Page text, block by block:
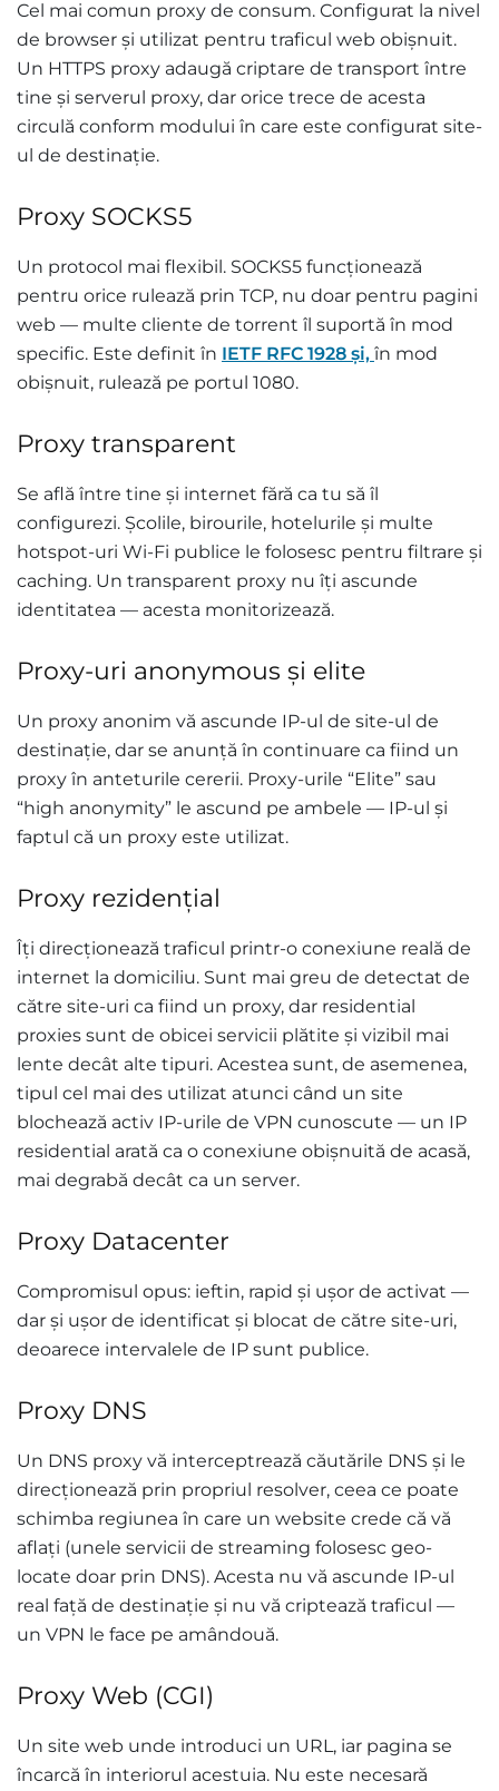
Cel mai comun proxy de consum. Configurat la nivel
de browser și utilizat pentru traficul web obișnuit.
Un HTTPS proxy adaugă criptare de transport între
tine și serverul proxy, dar orice trece de acesta
circulă conform modului în care este configurat site-
ul de destinație.
Proxy SOCKS5
Un protocol mai flexibil. SOCKS5 funcționează
pentru orice rulează prin TCP, nu doar pentru pagini
web — multe cliente de torrent îl suportă în mod
specific. Este definit în IETF RFC 1928 și, în mod
obișnuit, rulează pe portul 1080.
Proxy transparent
Se află între tine și internet fără ca tu să îl
configurezi. Școlile, birourile, hotelurile și multe
hotspot-uri Wi-Fi publice le folosesc pentru filtrare și
caching. Un transparent proxy nu îți ascunde
identitatea — acesta monitorizează.
Proxy-uri anonymous și elite
Un proxy anonim vă ascunde IP-ul de site-ul de
destinație, dar se anunță în continuare ca fiind un
proxy în anteturile cererii. Proxy-urile “Elite” sau
“high anonymity” le ascund pe ambele — IP-ul și
faptul că un proxy este utilizat.
Proxy rezidențial
Îți direcționează traficul printr-o conexiune reală de
internet la domiciliu. Sunt mai greu de detectat de
către site-uri ca fiind un proxy, dar residential
proxies sunt de obicei servicii plătite și vizibil mai
lente decât alte tipuri. Acestea sunt, de asemenea,
tipul cel mai des utilizat atunci când un site
blochează activ IP-urile de VPN cunoscute — un IP
residential arată ca o conexiune obișnuită de acasă,
mai degrabă decât ca un server.
Proxy Datacenter
Compromisul opus: ieftin, rapid și ușor de activat —
dar și ușor de identificat și blocat de către site-uri,
deoarece intervalele de IP sunt publice.
Proxy DNS
Un DNS proxy vă interceptrează căutările DNS și le
direcționează prin propriul resolver, ceea ce poate
schimba regiunea în care un website crede că vă
aflați (unele servicii de streaming folosesc geo-
locate doar prin DNS). Acesta nu vă ascunde IP-ul
real față de destinație și nu vă criptează traficul —
un VPN le face pe amândouă.
Proxy Web (CGI)
Un site web unde introduci un URL, iar pagina se
încarcă în interiorul acestuia. Nu este necesară